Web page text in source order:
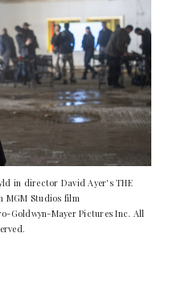
in director David Ayer's THE
MGM Studios film
Goldwyn-Mayer Pictures Inc. All